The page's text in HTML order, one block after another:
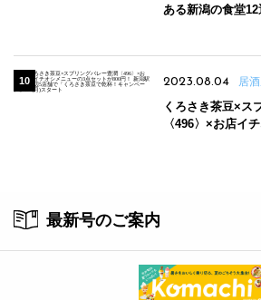
ある新潟の食堂12
2023.08.04 居
くろさき茶豆×ス
〈496〉×お店イ
最新号のご案内